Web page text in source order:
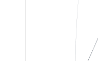
ソーシャルメディ
プライバシーポリシ